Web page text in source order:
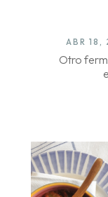
ABR 18,
Otro